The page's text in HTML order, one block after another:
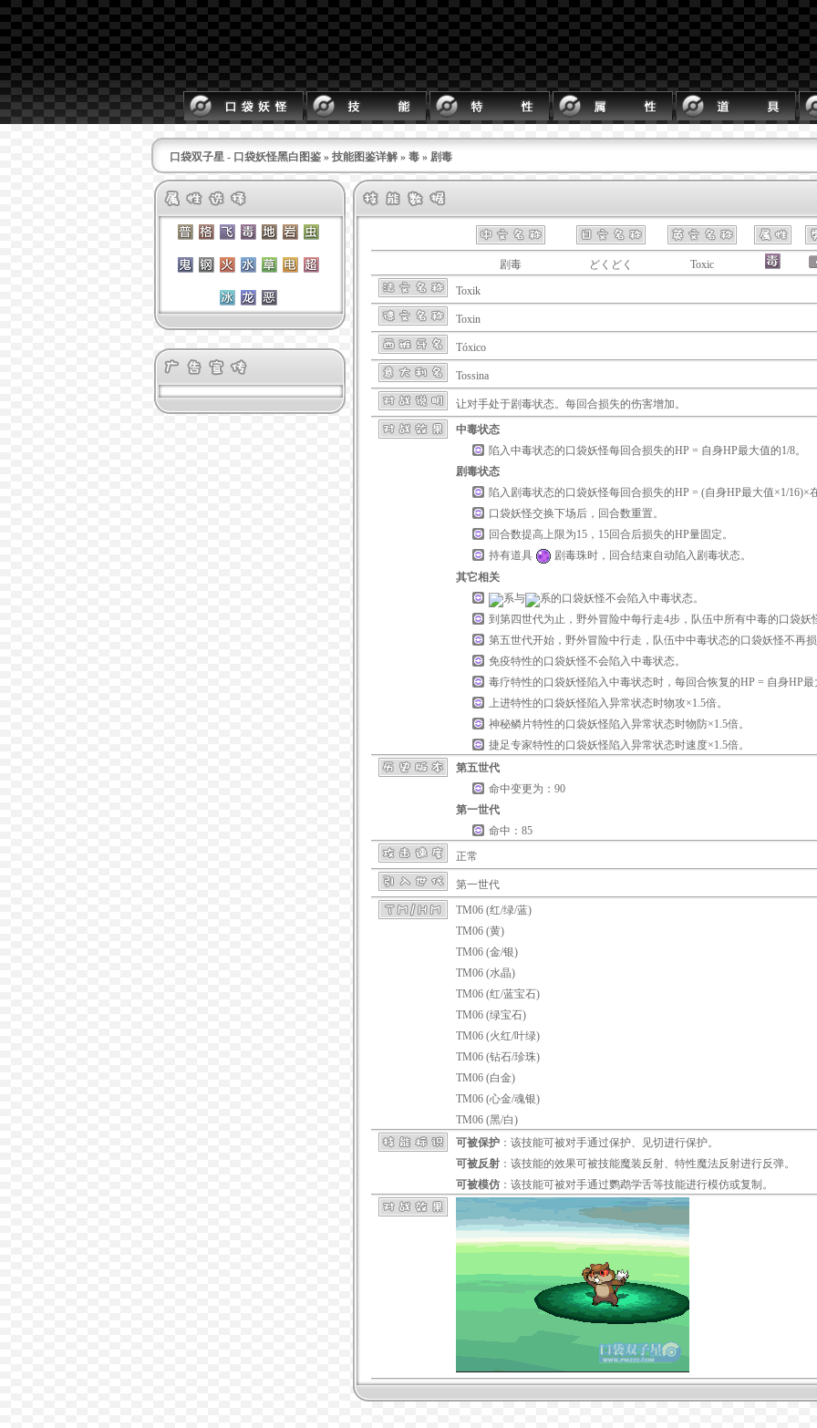
口袋双子星 - 口袋妖怪黑白图鉴 » 技能图鉴详解 » 毒 » 剧毒
剧毒 どくどく Toxic
Toxik
Toxin
Tóxico
Tossina
让对手处于剧毒状态。每回合损失的伤害增加。
中毒状态
陷入中毒状态的口袋妖怪每回合损失的HP = 自身HP最大值的1/8。
剧毒状态
陷入剧毒状态的口袋妖怪每回合损失的HP = (自身HP最大值×1/16)×
口袋妖怪交换下场后，回合数重置。
回合数提高上限为15，15回合后损失的HP量固定。
持有道具
剧毒珠时，回合结束自动陷入剧毒状态。
其它相关
系与
系的口袋妖怪不会陷入中毒状态。
到第四世代为止，野外冒险中每行走4步，队伍中所有中毒的口袋妖
第五世代开始，野外冒险中行走，队伍中中毒状态的口袋妖怪不再
免疫特性的口袋妖怪不会陷入中毒状态。
毒疗特性的口袋妖怪陷入中毒状态时，每回合恢复的HP = 自身HP最
上进特性的口袋妖怪陷入异常状态时物攻×1.5倍。
神秘鳞片特性的口袋妖怪陷入异常状态时物防×1.5倍。
捷足专家特性的口袋妖怪陷入异常状态时速度×1.5倍。
第五世代
命中变更为：90
第一世代
命中：85
正常
第一世代
TM06 (红/绿/蓝)
TM06 (黄)
TM06 (金/银)
TM06 (水晶)
TM06 (红/蓝宝石)
TM06 (绿宝石)
TM06 (火红/叶绿)
TM06 (钻石/珍珠)
TM06 (白金)
TM06 (心金/魂银)
TM06 (黑/白)
可被保护 ：该技能可被对手通过保护、 见切进行保护。
可被反射 ：该技能的效果可被技能魔装反射、特性魔法反射进行反弹。
可被模仿 ：该技能可被对手通过鹦鹉学舌等技能进行模仿或复制。